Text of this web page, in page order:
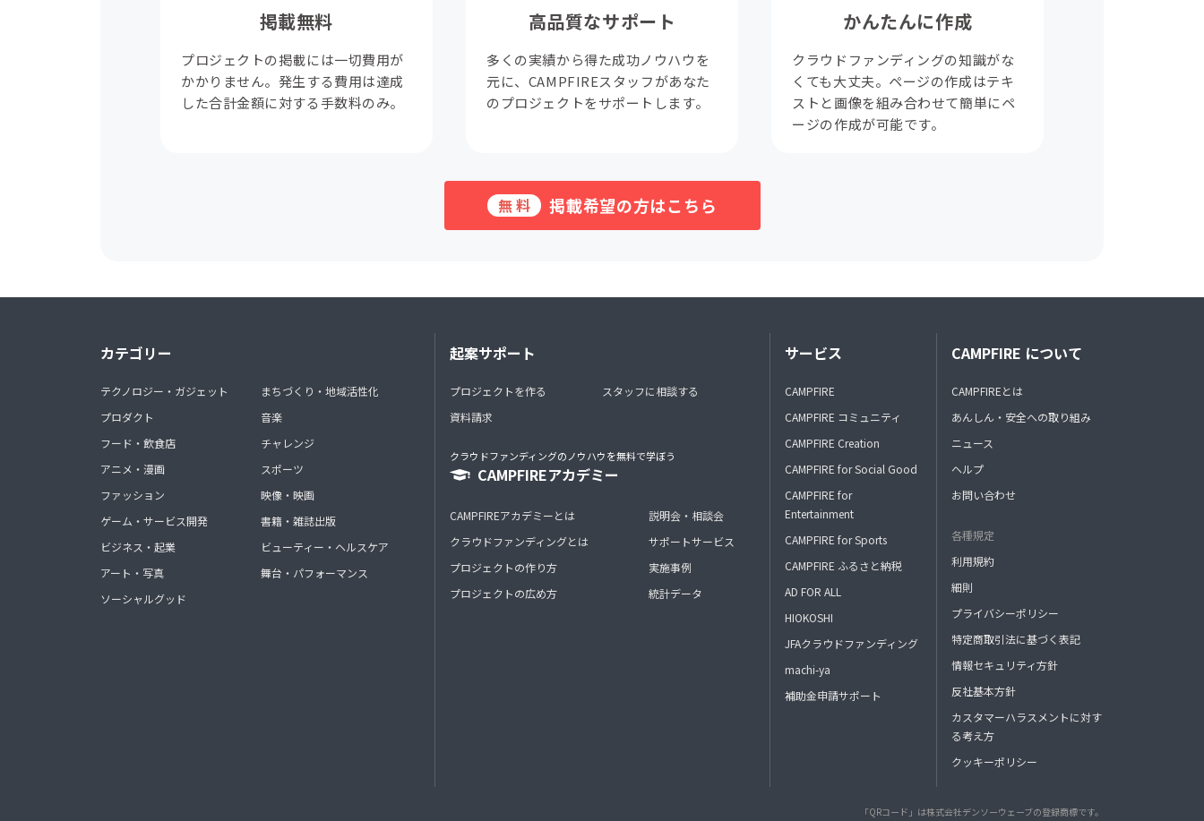
掲載無料
プロジェクトの掲載には一切費用が
かかりません。発生する費用は達成
した合計金額に対する手数料のみ。
高品質なサポート
多くの実績から得た成功ノウハウを
元に、CAMPFIREスタッフがあなた
のプロジェクトをサポートします。
かんたんに作成
クラウドファンディングの知識がな
くても大丈夫。ページの作成はテキ
ストと画像を組み合わせて簡単にペ
ージの作成が可能です。
無料 掲載希望の方はこちら
カテゴリー
テクノロジー・ガジェット
プロダクト
フード・飲食店
アニメ・漫画
ファッション
ゲーム・サービス開発
ビジネス・起業
アート・写真
ソーシャルグッド
まちづくり・地域活性化
音楽
チャレンジ
スポーツ
映像・映画
書籍・雑誌出版
ビューティー・ヘルスケア
舞台・パフォーマンス
起案サポート
プロジェクトを作る
資料請求
スタッフに相談する
クラウドファンディングのノウハウを無料で学ぼう
CAMPFIREアカデミー
CAMPFIREアカデミーとは
クラウドファンディングとは
プロジェクトの作り方
プロジェクトの広め方
説明会・相談会
サポートサービス
実施事例
統計データ
サービス
CAMPFIRE
CAMPFIRE コミュニティ
CAMPFIRE Creation
CAMPFIRE for Social Good
CAMPFIRE for
Entertainment
CAMPFIRE for Sports
CAMPFIRE ふるさと納税
AD FOR ALL
HIOKOSHI
JFAクラウドファンディング
machi-ya
補助金申請サポート
CAMPFIRE について
CAMPFIREとは
あんしん・安全への取り組み
ニュース
ヘルプ
お問い合わせ
各種規定
利用規約
細則
プライバシーポリシー
特定商取引法に基づく表記
情報セキュリティ方針
反社基本方針
カスタマーハラスメントに対す
る考え方
クッキーポリシー
「QRコード」は株式会社デンソーウェーブの登録商標です。